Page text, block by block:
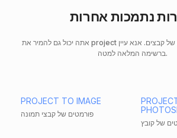
נתמכות אחרות
אתה יכול גם להמיר את project לפורמטים רבים אחרים של קבצים. אנא עיין
ברשימה המלאה למטה.
PROJECT TO IMAGE
פורמטים של קבצי תמונה